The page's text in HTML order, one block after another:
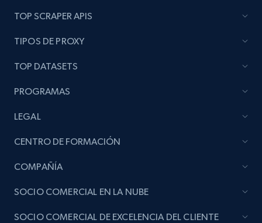
TOP SCRAPER APIS
TIPOS DE PROXY
TOP DATASETS
PROGRAMAS
LEGAL
CENTRO DE FORMACIÓN
COMPAÑÍA
SOCIO COMERCIAL EN LA NUBE
SOCIO COMERCIAL DE EXCELENCIA DEL CLIENTE